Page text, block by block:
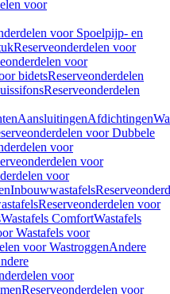
voor
voor Spoelpijp- en
Reserveonderdelen voor
voor
bidetsReserveonderdelen
Reserveonderdelen
AansluitingenAfdichtingen
voor Dubbele
voor
voor
voor
Inbouwwastafels
Reserveonderdelen voor
Wastafels ComfortWastafels
Wastafels voor
voor WastroggenAndere
voor
Reserveonderdelen voor